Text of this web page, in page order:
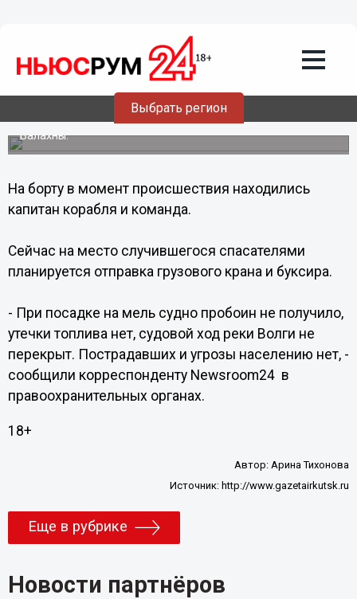
Выбрать регион
28.06.201219:37
За Борским мостом баржа села на мель
Грузовое судно с мазутом село на мель на Волге
примерно в пяти километрах от Стрелки в сторону
Балахны.
На борту в момент происшествия находились
капитан корабля и команда.
Сейчас на место случившегося спасателями
планируется отправка грузового крана и буксира.
- При посадке на мель судно пробоин не получило,
утечки топлива нет, судовой ход реки Волги не
перекрыт. Пострадавших и угрозы населению нет, -
сообщили корреспонденту Newsroom24 в
правоохранительных органах.
18+
Автор:Арина Тихонова
Источник: http://www.gazetairkutsk.ru
Еще в рубрике
Новости партнёров